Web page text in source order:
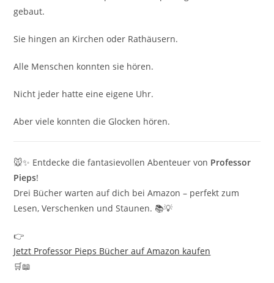
gebaut.
Sie hingen an Kirchen oder Rathäusern.
Alle Menschen konnten sie hören.
Nicht jeder hatte eine eigene Uhr.
Aber viele konnten die Glocken hören.
🐭✨ Entdecke die fantasievollen Abenteuer von Professor
Pieps!
Drei Bücher warten auf dich bei Amazon – perfekt zum
Lesen, Verschenken und Staunen. 📚💡
👉
Jetzt Professor Pieps Bücher auf Amazon kaufen
🛒📖